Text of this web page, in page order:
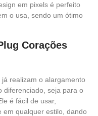
em pixels é perfeito
o usa, sendo um ótimo
Corações
realizam o alargamento
diferenciado, seja para o
é fácil de usar,
em qualquer estilo, dando